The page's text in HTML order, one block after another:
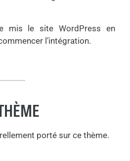
mis le site WordPress en
l’intégration.
porté sur ce thème.